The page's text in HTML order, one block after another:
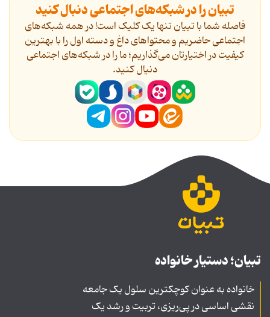
تبیان را در شبکه‌های اجتماعی دنبال کنید
فاصله شما با تبیان تنها یک کلیک است! در همه شبکه‌های
اجتماعی حاضریم و محتواهای داغ و دسته اول را با بهترین
کیفیت در اختیارتان می‌گذاریم؛ ما را در شبکه‌های اجتماعی
دنیال کنید.
تبیان؛ دستیار خانواده
خانواده به عنوان کوچکترین سلول یک جامعه
نقشی اساسی در پی‌ریزی، تربیت و رشد یک